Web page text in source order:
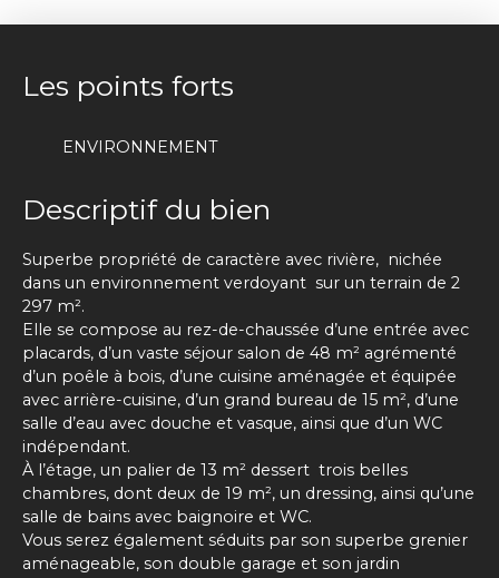
Les points forts
ENVIRONNEMENT
Descriptif du bien
Superbe propriété de caractère avec rivière, nichée
dans un environnement verdoyant sur un terrain de 2
297 m².
Elle se compose au rez-de-chaussée d’une entrée avec
placards, d’un vaste séjour salon de 48 m² agrémenté
d’un poêle à bois, d’une cuisine aménagée et équipée
avec arrière-cuisine, d’un grand bureau de 15 m², d’une
salle d’eau avec douche et vasque, ainsi que d’un WC
indépendant.
À l’étage, un palier de 13 m² dessert trois belles
chambres, dont deux de 19 m², un dressing, ainsi qu’une
salle de bains avec baignoire et WC.
Vous serez également séduits par son superbe grenier
aménageable, son double garage et son jardin